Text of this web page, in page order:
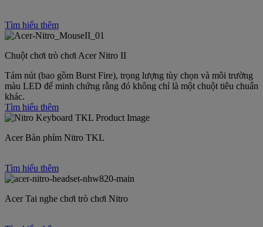
Tìm hiểu thêm
Chuột chơi trò chơi Acer Nitro II
Tám nút (bao gồm Burst Fire), trọng lượng tùy chọn và môi trường
màu LED để minh chứng rằng đó không chỉ là một chuột tiêu chuẩn
khác.
Tìm hiểu thêm
Acer Bàn phím Nitro TKL
Tìm hiểu thêm
Acer Tai nghe chơi trò chơi Nitro